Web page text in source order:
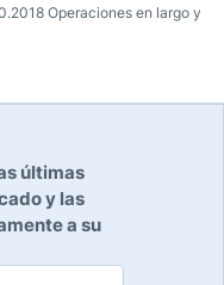
Operaciones en largo y
últimas
y las
a su